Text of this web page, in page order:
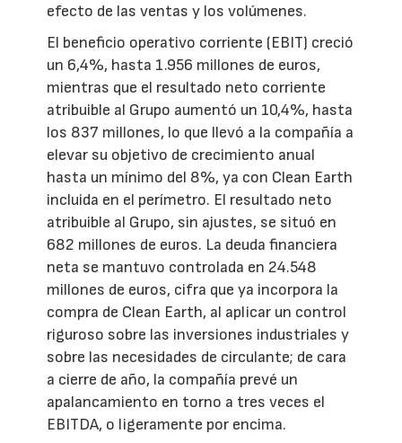
efecto de las ventas y los volúmenes.
El beneficio operativo corriente (EBIT) creció
un 6,4%, hasta 1.956 millones de euros,
mientras que el resultado neto corriente
atribuible al Grupo aumentó un 10,4%, hasta
los 837 millones, lo que llevó a la compañía a
elevar su objetivo de crecimiento anual
hasta un mínimo del 8%, ya con Clean Earth
incluida en el perímetro. El resultado neto
atribuible al Grupo, sin ajustes, se situó en
682 millones de euros. La deuda financiera
neta se mantuvo controlada en 24.548
millones de euros, cifra que ya incorpora la
compra de Clean Earth, al aplicar un control
riguroso sobre las inversiones industriales y
sobre las necesidades de circulante; de cara
a cierre de año, la compañía prevé un
apalancamiento en torno a tres veces el
EBITDA, o ligeramente por encima.